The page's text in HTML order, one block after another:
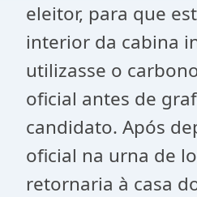
eleitor, para que
interior da cabina
utilizasse o
oficial antes de
candidato. Após
oficial na urna de
retornaria à casa